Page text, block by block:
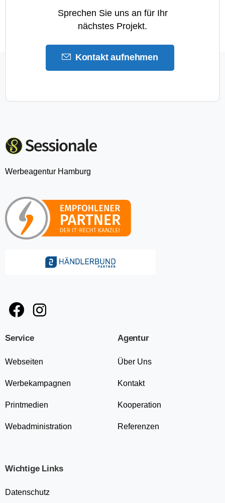
Sprechen Sie uns an für Ihr
nächstes Projekt.
Kontakt aufnehmen
Werbeagentur Hamburg
Service
Webseiten
Werbekampagnen
Printmedien
Webadministration
Agentur
Über Uns
Kontakt
Kooperation
Referenzen
Wichtige Links
Datenschutz